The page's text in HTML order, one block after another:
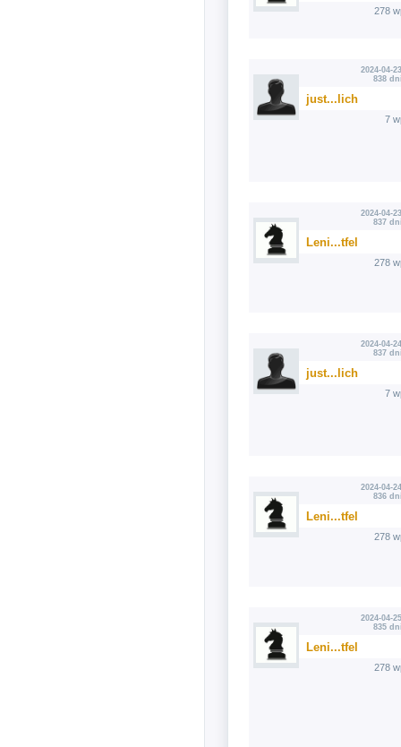
278
2024-04-
838
just...lich
7
2024-04-
837
Leni...tfel
278
2024-04-
837
just...lich
7
2024-04-
836
Leni...tfel
278
2024-04-
835
Leni...tfel
278